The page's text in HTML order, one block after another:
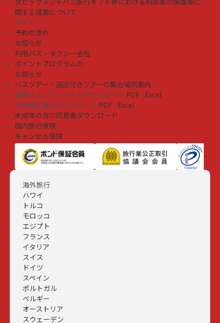
関する措置について
ガイド
予約の流れ
お知らせ
利用バス・タクシー会社
ポイントプログラムの
お知らせ
バスツアー・送迎付きツアーの集合場所案内
健康チェックシートのダウンロード PDF / Excel
参加者名簿のダウンロード PDF / Excel
未成年の方の同意書ダウンロード
国内旅行保険
キャンセル保険
海外旅行
ハワイ
トルコ
モロッコ
エジプト
フランス
イタリア
スイス
ドイツ
スペイン
ポルトガル
ベルギー
オーストリア
スウェーデン